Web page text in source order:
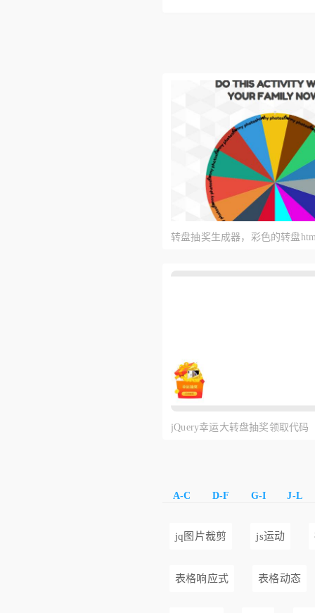
转盘抽奖生成器，彩色的转盘
jQuery幸运大转盘抽奖领取代码
A-C D-F G-I J-L
jq图片裁剪 js运动
表格响应式 表格动态